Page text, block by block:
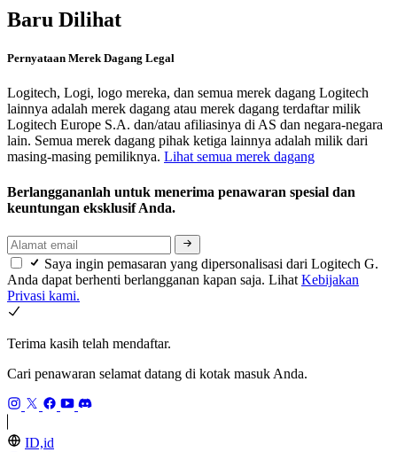
Baru Dilihat
Pernyataan Merek Dagang Legal
Logitech, Logi, logo mereka, dan semua merek dagang Logitech
lainnya adalah merek dagang atau merek dagang terdaftar milik
Logitech Europe S.A. dan/atau afiliasinya di AS dan negara-negara
lain. Semua merek dagang pihak ketiga lainnya adalah milik dari
masing-masing pemiliknya. Lihat semua merek dagang
Berlanggananlah untuk menerima penawaran spesial dan
keuntungan eksklusif Anda.
Saya ingin pemasaran yang dipersonalisasi dari Logitech G.
Anda dapat berhenti berlangganan kapan saja. Lihat Kebijakan
Privasi kami.
Terima kasih telah mendaftar.
Cari penawaran selamat datang di kotak masuk Anda.
ID,id